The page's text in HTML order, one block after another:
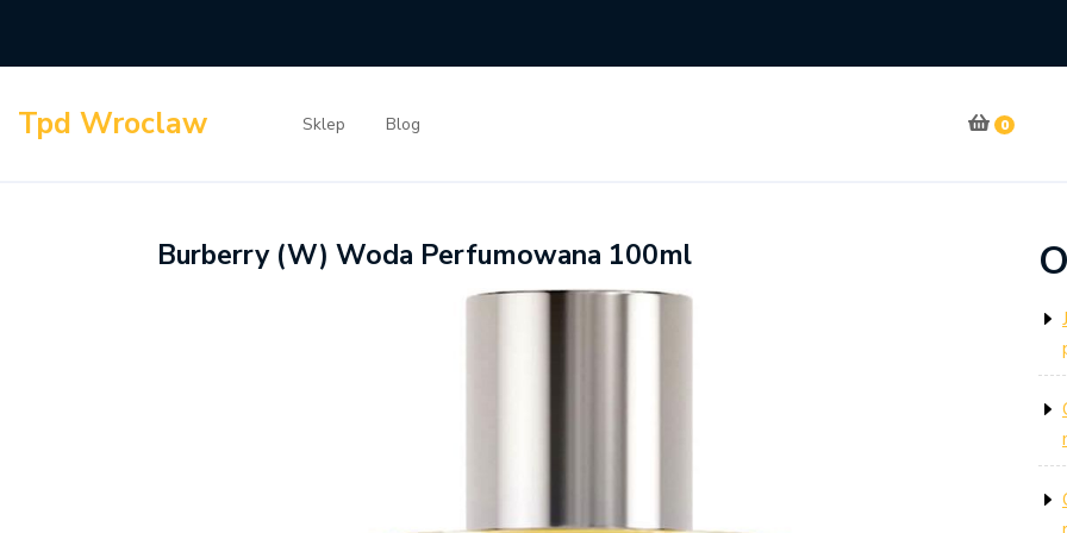
content
Tpd Wroclaw Sklep Blog 0
Burberry (W) Woda Perfumowana 100ml